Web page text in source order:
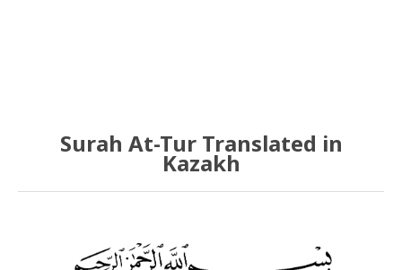
Surah At-Tur Translated in
Kazakh